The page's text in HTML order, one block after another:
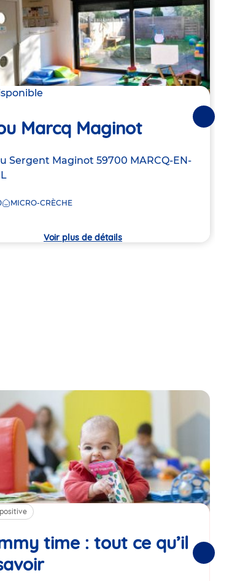
Marcq Maginot
Sergent Maginot 59700 MARCQ-EN-
MICRO-CRÈCHE
Voir plus de détails
Suivantes
time : tout ce qu’il
Article Suivantes